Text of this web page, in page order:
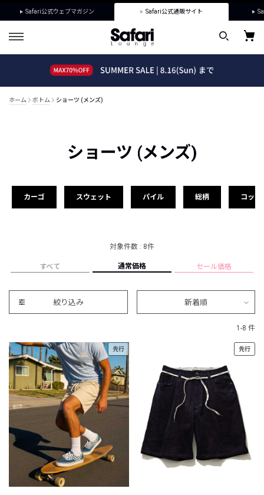
Safari公式ウェブマガジン Safari公式通販サイト
ホーム ボトム ショーツ (メンズ)
ショーツ (メンズ)
カーゴ スウェット パイル 総柄 コット
対象件数 : 8件
すべて 通常価格 セール価格
絞り込み 新着順
1-8 件
先行 先行